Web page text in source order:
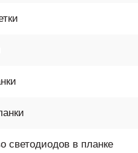
светодиодов в планке